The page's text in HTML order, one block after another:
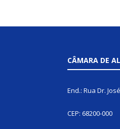
CÂMARA DE
End.: Rua Dr.
CEP: 68200-000